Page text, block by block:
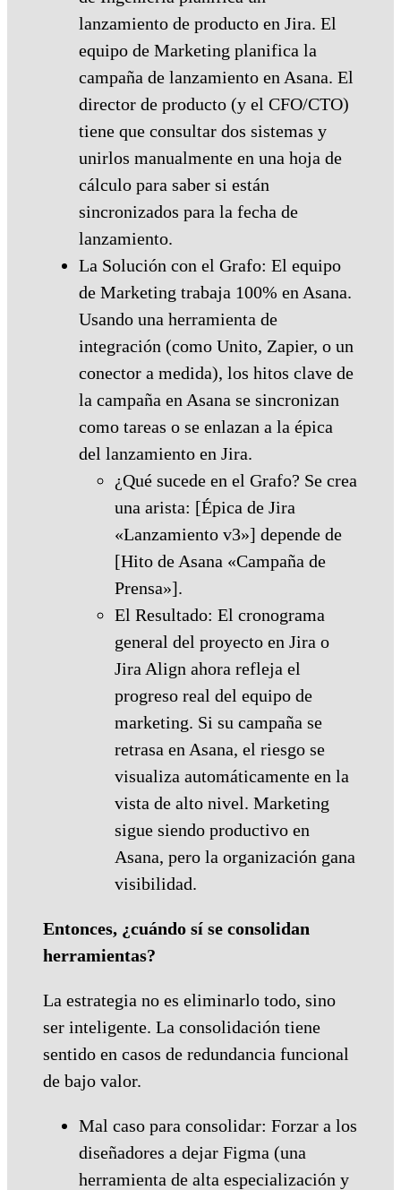
lanzamiento de producto en Jira. El
equipo de Marketing planifica la
campaña de lanzamiento en Asana. El
director de producto (y el CFO/CTO)
tiene que consultar dos sistemas y
unirlos manualmente en una hoja de
cálculo para saber si están
sincronizados para la fecha de
lanzamiento.
La Solución con el Grafo: El equipo
de Marketing trabaja 100% en Asana.
Usando una herramienta de
integración (como Unito, Zapier, o un
conector a medida), los hitos clave de
la campaña en Asana se sincronizan
como tareas o se enlazan a la épica
del lanzamiento en Jira.
¿Qué sucede en el Grafo? Se crea
una arista: [Épica de Jira
«Lanzamiento v3»] depende de
[Hito de Asana «Campaña de
Prensa»].
El Resultado: El cronograma
general del proyecto en Jira o
Jira Align ahora refleja el
progreso real del equipo de
marketing. Si su campaña se
retrasa en Asana, el riesgo se
visualiza automáticamente en la
vista de alto nivel. Marketing
sigue siendo productivo en
Asana, pero la organización gana
visibilidad.
Entonces, ¿cuándo sí se consolidan
herramientas?
La estrategia no es eliminarlo todo, sino
ser inteligente. La consolidación tiene
sentido en casos de redundancia funcional
de bajo valor.
Mal caso para consolidar: Forzar a los
diseñadores a dejar Figma (una
herramienta de alta especialización y